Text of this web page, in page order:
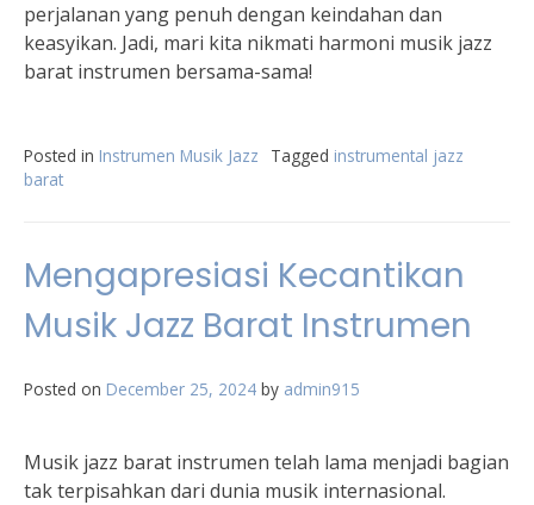
perjalanan yang penuh dengan keindahan dan
keasyikan. Jadi, mari kita nikmati harmoni musik jazz
barat instrumen bersama-sama!
Posted in Instrumen Musik Jazz Tagged instrumental jazz
barat
Mengapresiasi Kecantikan
Musik Jazz Barat Instrumen
Posted on December 25, 2024 by admin915
Musik jazz barat instrumen telah lama menjadi bagian
tak terpisahkan dari dunia musik internasional.